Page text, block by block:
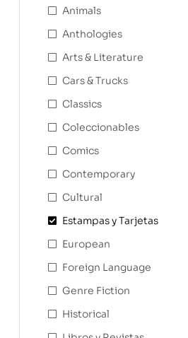
Animals
Anthologies
Arts & Literature
Cars & Trucks
Classics
Coleccionables
Comics
Contemporary
Cultural
Estampas y Tarjetas
European
Foreign Language
Genre Fiction
Historical